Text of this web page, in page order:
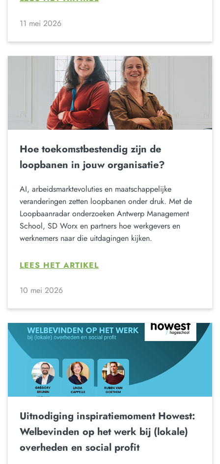
11 mei 2026
Hoe toekomstbestendig zijn de
loopbanen in jouw organisatie?
AI, arbeidsmarktevoluties en maatschappelijke
veranderingen zetten loopbanen onder druk. Met de
Loopbaanradar onderzoeken Antwerp Management
School, SD Worx en partners hoe werkgevers en
werknemers naar die uitdagingen kijken.
LEES HET ARTIKEL
10 mei 2026
Uitnodiging inspiratiemoment Howest:
Welbevinden op het werk bij (lokale)
overheden en social profit